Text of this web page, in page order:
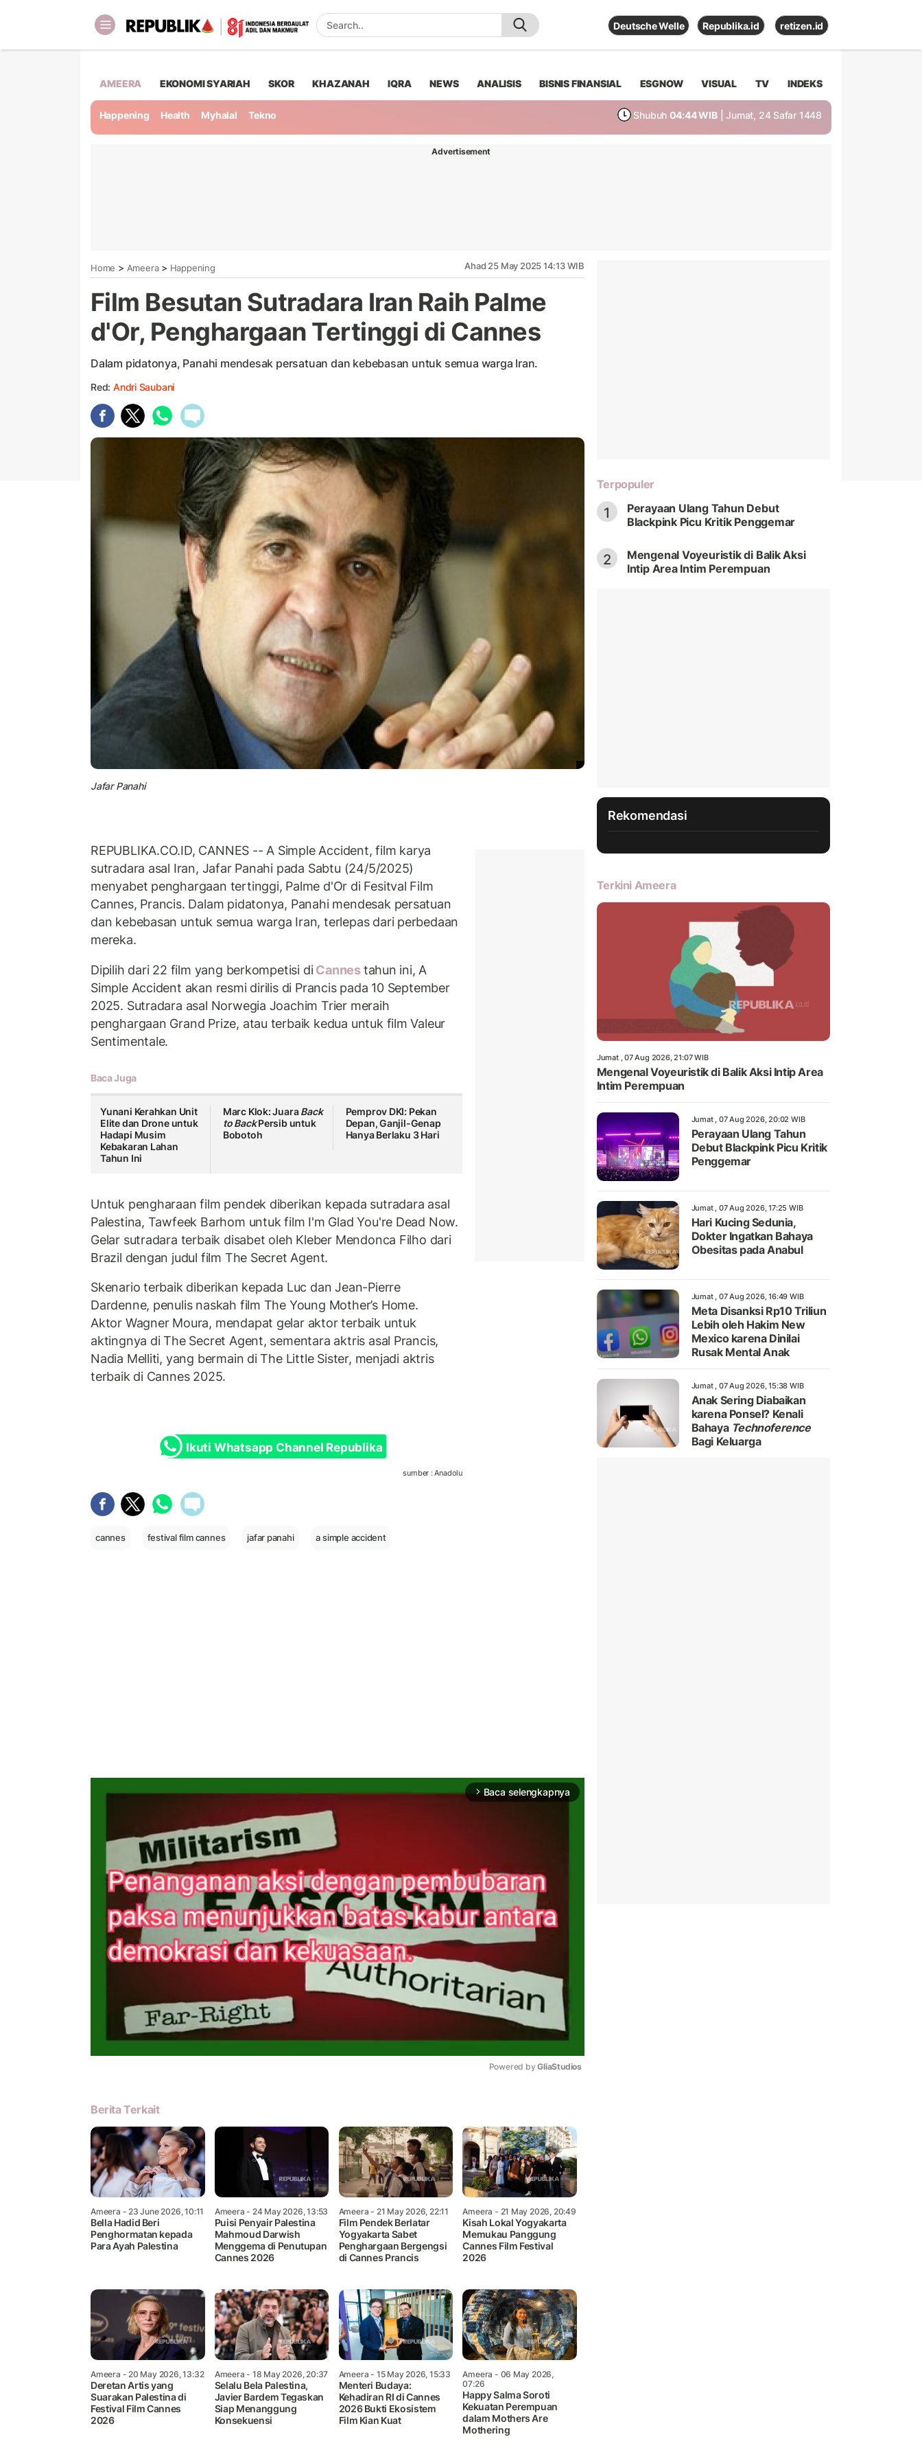
Deutsche Welle Republika.id retizen.id
AMEERA EKONOMI SYARIAH SKOR KHAZANAH IQRA NEWS ANALISIS BISNIS FINANSIAL ESGNOW VISUAL TV INDEKS
Happening Health Myhalal Tekno Shubuh 04:44 WIB | Jumat, 24 Safar 1448
Advertisement
Home > Ameera> Happening Ahad 25 May 2025 14:13 WIB
Film Besutan Sutradara Iran Raih Palme
d'Or, Penghargaan Tertinggi di Cannes
Dalam pidatonya, Panahi mendesak persatuan dan kebebasan untuk semua warga Iran.
Red: Andri Saubani
Jafar Panahi
REPUBLIKA.CO.ID, CANNES -- A Simple Accident, film karya
sutradara asal Iran, Jafar Panahi pada Sabtu (24/5/2025)
menyabet penghargaan tertinggi, Palme d'Or di Fesitval Film
Cannes, Prancis. Dalam pidatonya, Panahi mendesak persatuan
dan kebebasan untuk semua warga Iran, terlepas dari perbedaan
mereka.
Dipilih dari 22 film yang berkompetisi diCannestahun ini, A
Simple Accident akan resmi dirilis di Prancis pada 10 September
2025. Sutradara asal Norwegia Joachim Trier meraih
penghargaan Grand Prize, atau terbaik kedua untuk film Valeur
Sentimentale.
Baca Juga
Yunani Kerahkan Unit
Elite dan Drone untuk
Hadapi Musim
Kebakaran Lahan
Tahun Ini
Marc Klok: JuaraBack
to BackPersib untuk
Bobotoh
Pemprov DKI: Pekan
Depan, Ganjil-Genap
Hanya Berlaku 3 Hari
Untuk pengharaan film pendek diberikan kepada sutradara asal
Palestina, Tawfeek Barhom untuk film I'm Glad You're Dead Now.
Gelar sutradara terbaik disabet oleh Kleber Mendonca Filho dari
Brazil dengan judul film The Secret Agent.
Skenario terbaik diberikan kepada Luc dan Jean-Pierre
Dardenne, penulis naskah film The Young Mother’s Home.
Aktor Wagner Moura, mendapat gelar aktor terbaik untuk
aktingnya di The Secret Agent, sementara aktris asal Prancis,
Nadia Melliti, yang bermain di The Little Sister, menjadi aktris
terbaik di Cannes 2025.
Ikuti Whatsapp Channel Republika
sumber : Anadolu
cannes festival film cannes jafar panahi a simple accident
arrow_forward_ios Baca selengkapnya
Powered by GliaStudios
Berita Terkait
Ameera - 23 June 2026, 10:11
Bella Hadid Beri
Penghormatan kepada
Para Ayah Palestina
Ameera - 24 May 2026, 13:53
Puisi Penyair Palestina
Mahmoud Darwish
Menggema di Penutupan
Cannes 2026
Ameera - 21 May 2026, 22:11
Film Pendek Berlatar
Yogyakarta Sabet
Penghargaan Bergengsi
di Cannes Prancis
Ameera - 21 May 2026, 20:49
Kisah Lokal Yogyakarta
Memukau Panggung
Cannes Film Festival
2026
Ameera - 20 May 2026, 13:32
Deretan Artis yang
Suarakan Palestina di
Festival Film Cannes
2026
Ameera - 18 May 2026, 20:37
Selalu Bela Palestina,
Javier Bardem Tegaskan
Siap Menanggung
Konsekuensi
Ameera - 15 May 2026, 15:33
Menteri Budaya:
Kehadiran RI di Cannes
2026 Bukti Ekosistem
Film Kian Kuat
Ameera - 06 May 2026,
07:26
Happy Salma Soroti
Kekuatan Perempuan
dalam Mothers Are
Mothering
Terpopuler
1
Perayaan Ulang Tahun Debut
Blackpink Picu Kritik Penggemar
2
Mengenal Voyeuristik di Balik Aksi
Intip Area Intim Perempuan
Rekomendasi
Terkini Ameera
Jumat , 07 Aug 2026, 21:07 WIB
Mengenal Voyeuristik di Balik Aksi Intip Area
Intim Perempuan
Jumat , 07 Aug 2026, 20:02 WIB
Perayaan Ulang Tahun
Debut Blackpink Picu Kritik
Penggemar
Jumat , 07 Aug 2026, 17:25 WIB
Hari Kucing Sedunia,
Dokter Ingatkan Bahaya
Obesitas pada Anabul
Jumat , 07 Aug 2026, 16:49 WIB
Meta Disanksi Rp10 Triliun
Lebih oleh Hakim New
Mexico karena Dinilai
Rusak Mental Anak
Jumat , 07 Aug 2026, 15:38 WIB
Anak Sering Diabaikan
karena Ponsel? Kenali
Bahaya Technoference
Bagi Keluarga